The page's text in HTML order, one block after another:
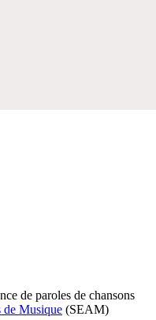
de paroles de chansons
de Musique (SEAM)